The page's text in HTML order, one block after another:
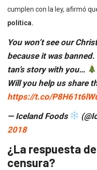
cumplen con la ley, afirmó
política.
You won’t see our
because it was
tan’s story with you…
Will you help us share
https://t.co/
— Iceland Foods
2018
¿La respuesta
censura?